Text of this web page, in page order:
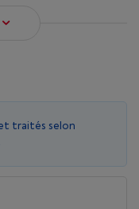
traités selon